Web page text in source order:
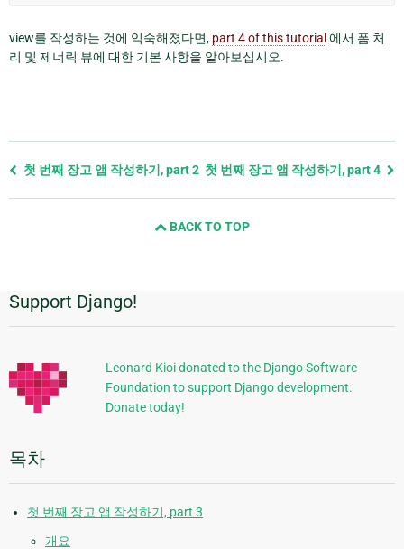
view를 작성하는 것에 익숙해졌다면, part 4 of this tutorial 에서 폼 처
리 및 제너릭 뷰에 대한 기본 사항을 알아보십시오.
Previous
첫 번째 장고 앱 작성하기, part 2 첫 번째 장고 앱 작성하기, part 4
BACK TO TOP
추
가
정
보
Support Django!
Leonard Kioi donated to the Django Software
Foundation to support Django development.
Donate today!
목차
첫 번째 장고 앱 작성하기, part 3
개요